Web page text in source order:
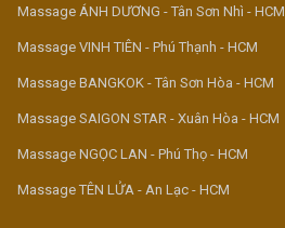
Massage ÁNH DƯƠNG - Tân Sơn Nhì - HCM
Massage VINH TIÊN - Phú Thạnh - HCM
Massage BANGKOK - Tân Sơn Hòa - HCM
Massage SAIGON STAR - Xuân Hòa - HCM
Massage NGỌC LAN - Phú Thọ - HCM
Massage TÊN LỬA - An Lạc - HCM